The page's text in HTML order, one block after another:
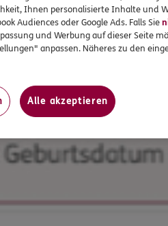
Ihnen personalisierte Inhalte und
Audiences oder Google Ads. Falls Sie
und Werbung auf dieser Seite
anpassen. Näheres zu den
Alle akzeptieren